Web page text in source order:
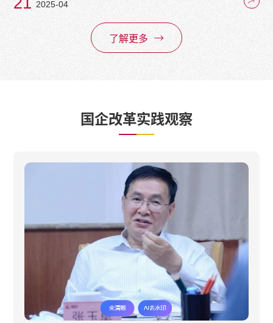
2025-04
了解更多
国企改革实践观察